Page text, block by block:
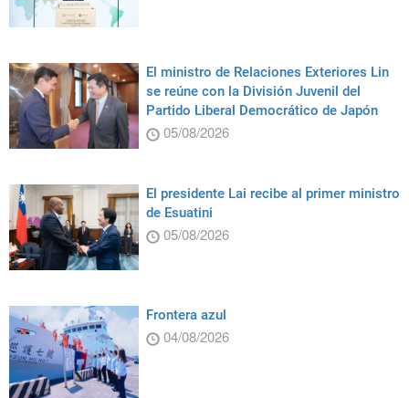
El ministro de Relaciones Exteriores Lin
se reúne con la División Juvenil del
Partido Liberal Democrático de Japón
05/08/2026
El presidente Lai recibe al primer ministro
de Esuatini
05/08/2026
Frontera azul
04/08/2026